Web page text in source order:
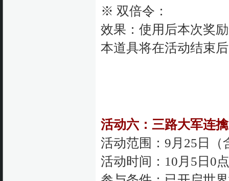
※ 双倍令：
效果：使用后本次奖
本道具将在活动结束
活动六：三路大军连
活动范围：9月25日（
活动时间：10月5日0